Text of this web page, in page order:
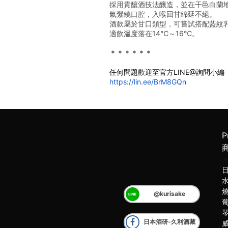
採用貴釀酒技法釀造，並在干邑白蘭
氣縈繞口腔，入喉回甘綿延不絕。
酒款屬於甘口類型，可嘗試搭配藍紋
適飲溫度落在14℃～16℃。
＊＊＊＊＊＊
任何問題歡迎至官方LINE@詢問小編
https://lin.ee/BrM8GQn
@kurisake
日本酒研-久利酒藏